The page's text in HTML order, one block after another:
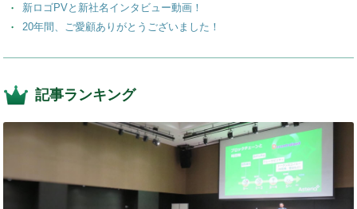
新ロゴPVと新社名インタビュー動画！
20年間、ご愛顧ありがとうございました！
記事ランキング